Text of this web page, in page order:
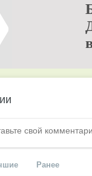
Ранее